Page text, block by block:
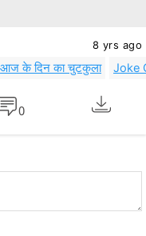
8 yrs ago
आज के दिन का चुटकुला Joke
0